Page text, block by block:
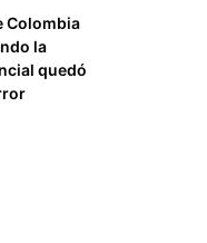
Colombia
la
quedó